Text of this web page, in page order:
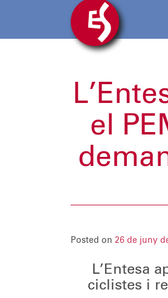
el
Posted on 26 de juny
L’Entesa
ciclistes i